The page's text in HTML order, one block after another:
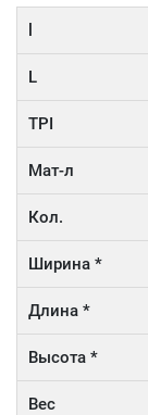
L
TPI
Мат-л
Кол.
Ширина *
Длина *
Высота *
Вес